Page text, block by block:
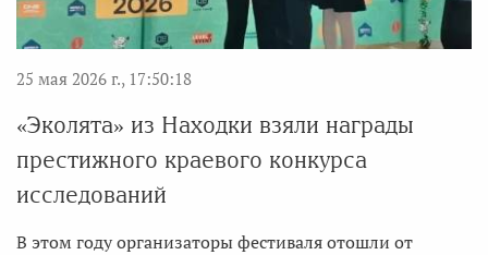
25 мая 2026 г., 17:50:18
«Эколята» из Находки взяли награды
престижного краевого конкурса
исследований
В этом году организаторы фестиваля отошли от